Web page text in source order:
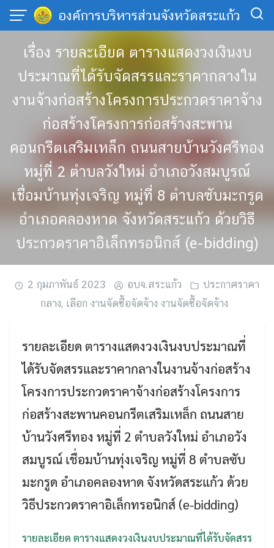
Skip
content
องค์การบริหารส่วนจังหวัดสระแก้ว
Search
for:
Search
เรื่อง รายละเอียด ตารางแสดงวงเงินงบ
ประมาณที่ได้รับจัดสรรและราคากลางใน
งานจ้างก่อสร้างโครงการประกวดราคาจ้าง
ก่อสร้างโครงการก่อสร้างสะพาน
คอนกรีตเสริมเหล็ก ถนนสายบ้านวังศรีทอง
หมู่ที่ 2 ตำบลวังใหม่ อำเภอวังสมบูรณ์
เชื่อมบ้านทุ่งเจริญ หมู่ที่ 8 ตำบลซับมะกรูด
อำเภอคลองหาด จังหวัดสระแก้ว ด้วยวิธี
ประกวดราคาอิเล็กทรอนิกส์ (e-bidding)
2 กุมภาพันธ์ 2023 อบจ.สระแก้ว
ประกาศราคา
กลาง, เลือก งานจัดซื้อจัดจ้าง งานจัดซื้อจัดจ้าง
รายละเอียด ตารางแสดงวงเงินงบประมาณที่
ได้รับจัดสรรและราคากลางในงานจ้างก่อสร้าง
โครงการประกวดราคาจ้างก่อสร้างโครงการ
ก่อสร้างสะพานคอนกรีตเสริมเหล็ก ถนนสาย
บ้านวังศรีทอง หมู่ที่ 2 ตำบลวังใหม่ อำเภอวัง
สมบูรณ์ เชื่อมบ้านทุ่งเจริญ หมู่ที่ 8 ตำบลซับ
มะกรูด อำเภอคลองหาด จังหวัดสระแก้ว ด้วย
วิธีประกวดราคาอิเล็กทรอนิกส์ (e-bidding)
รายละเอียด ตารางแสดงวงเงินงบประมาณที่ได้รับจัดสรร